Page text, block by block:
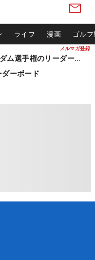
メルマガ登録
ライフ 漫画 ゴル
松山英樹ら出場 ウィンダム選手権のリーダーボード
ーボード